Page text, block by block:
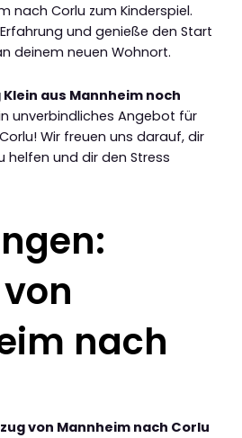
nach Corlu zum Kinderspiel.
und genieße den Start
deinem neuen Wohnort.
aus Mannheim noch
unverbindliches Angebot für
Wir freuen uns darauf, dir
helfen und dir den Stress
nach
von Mannheim nach Corlu